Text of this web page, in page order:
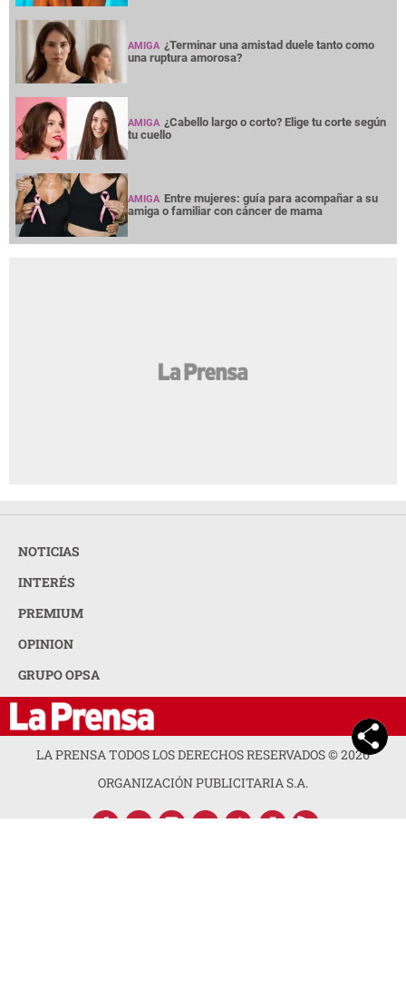
AMIGA ¿Terminar una amistad duele tanto como
una ruptura amorosa?
AMIGA ¿Cabello largo o corto? Elige tu corte según
tu cuello
AMIGA Entre mujeres: guía para acompañar a su
amiga o familiar con cáncer de mama
NOTICIAS
INTERÉS
PREMIUM
OPINION
GRUPO OPSA
LA PRENSA TODOS LOS DERECHOS RESERVADOS ©2026
ORGANIZACIÓN PUBLICITARIA S.A.